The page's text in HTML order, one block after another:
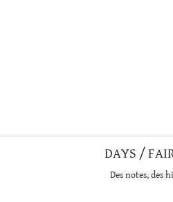
DAYS /
Des notes, des